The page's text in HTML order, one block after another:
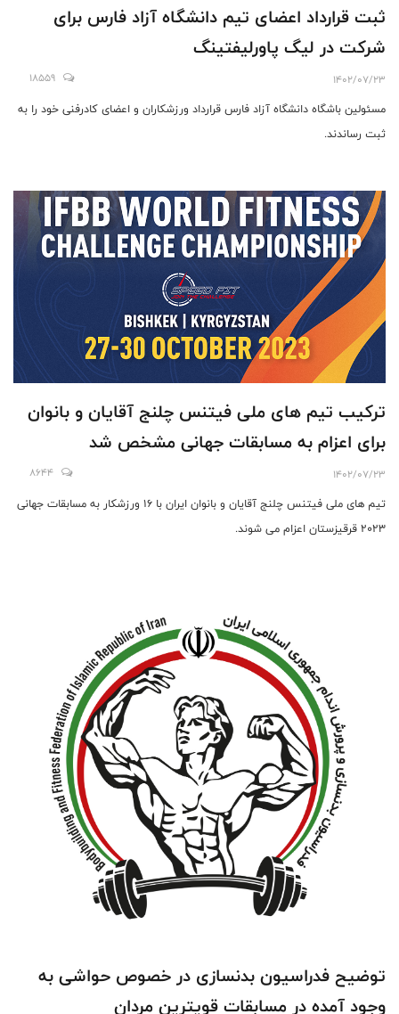
ثبت قرارداد اعضای تیم دانشگاه آزاد فارس برای
شرکت در لیگ پاورلیفتینگ
1402/07/23
18559
مسئولین باشگاه دانشگاه آزاد فارس قرارداد ورزشکاران و اعضای کادرفنی خود را به
ثبت رساندند.
ترکیب تیم های ملی فیتنس چلنج آقایان و بانوان
برای اعزام به مسابقات جهانی مشخص شد
1402/07/23
8644
تیم های ملی فیتنس چلنج آقایان و بانوان ایران با 16 ورزشکار به مسابقات جهانی
2023 قرقیزستان اعزام می شوند.
توضيح فدراسيون بدنسازى در خصوص حواشى به
وجود آمده در مسابقات قويترين مردان